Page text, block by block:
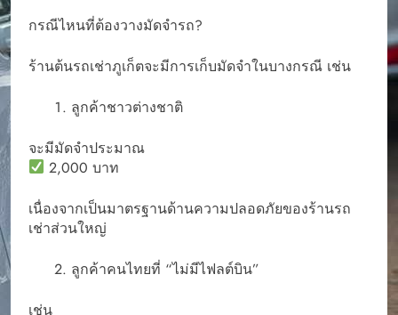
กรณีไหนที่ต้องวางมัดจำรถ?
ร้านต้นรถเช่าภูเก็ตจะมีการเก็บมัดจำในบางกรณี เช่น
ลูกค้าชาวต่างชาติ
จะมีมัดจำประมาณ
2,000 บาท
เนื่องจากเป็นมาตรฐานด้านความปลอดภัยของร้านรถ
เช่าส่วนใหญ่
ลูกค้าคนไทยที่ “ไม่มีไฟลต์บิน”
เช่น